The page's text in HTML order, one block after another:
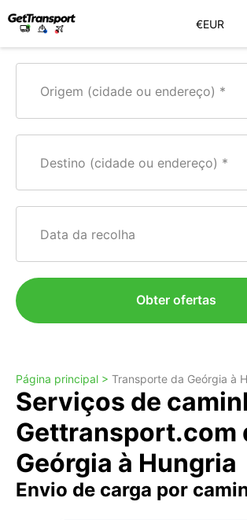
€EUR
Origem (cidade ou endereço)
Destino (cidade ou endereço)
Data da recolha
Obter ofertas
Página principal > Transporte da Geórgia à
Serviços de
Gettransport.com
Geórgia à Hungria
Envio de carga por